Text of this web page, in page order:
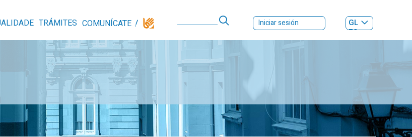
TRÁMITES COMUNÍCATE Iniciar sesión
GL
ES|